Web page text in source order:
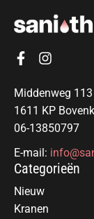
Middenweg 113
1611 KP
06-13850797
E-mail:
Categorieën
Nieuw
Kranen